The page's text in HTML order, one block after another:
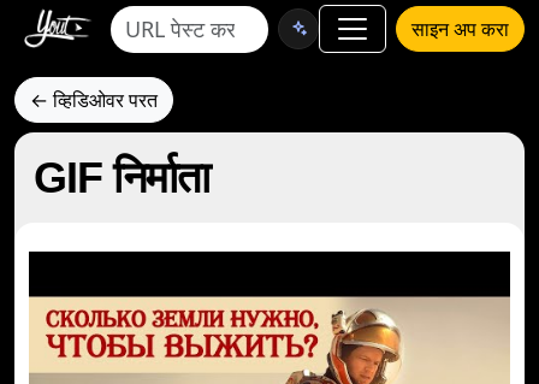
साइन अप करा
← व्हिडिओवर परत
GIF निर्माता